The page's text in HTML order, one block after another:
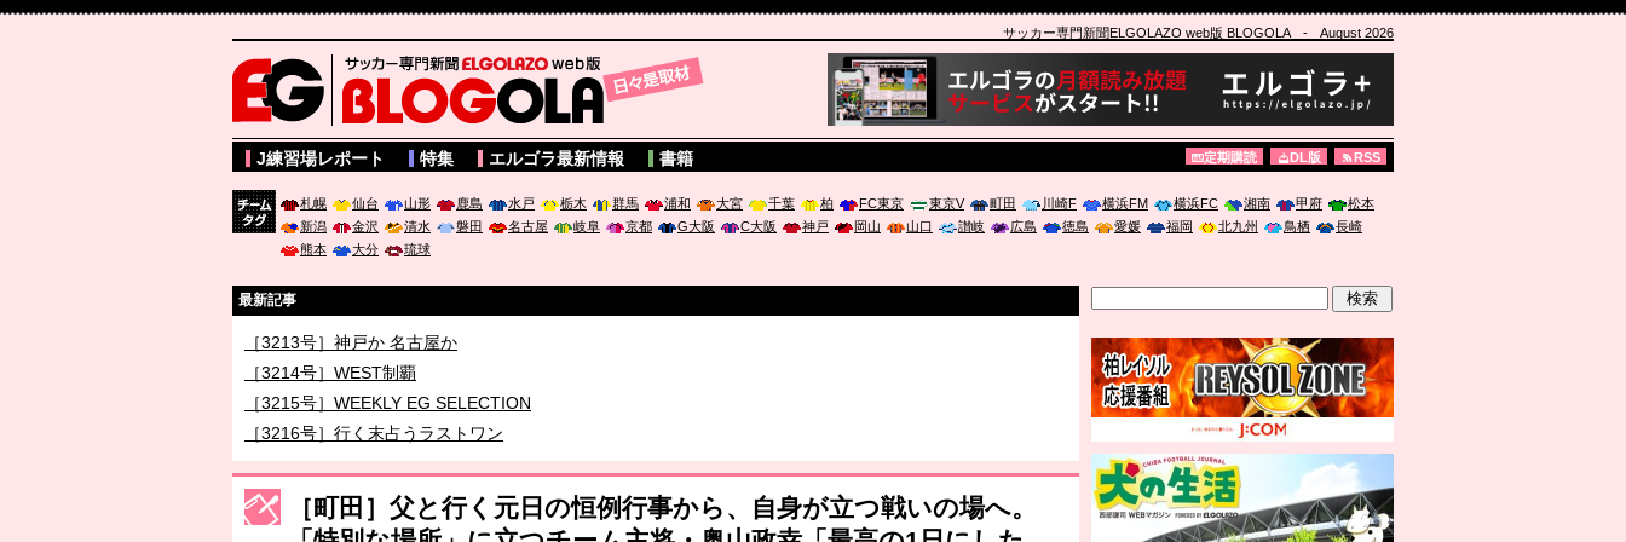
サッカー専門新聞ELGOLAZO web版 BLOGOLA- August 2026
サッカー専門新聞ELGOLAZO web版 BLOGOLA
J練習場レポート 特集 エルゴラ最新情報 書籍 定期購読 DL版 RSS
札幌 仙台 山形 鹿島 水戸 栃木 群馬 浦和 大宮 千葉 柏 FC東京 東京V 町田 川崎F 横浜FM 横浜FC 湘南 甲府
松本
新潟
金沢 清水 磐田 名古屋 岐阜 京都 G大阪 C大阪 神戸 岡山 山口 讃岐 広島 徳島 愛媛 福岡 北九州 鳥栖
長崎
熊本
大分 琉球
最新記事
［3213号］神戸か 名古屋か
［3214号］WEST制覇
［3215号］WEEKLY EG SELECTION
［3216号］行く末占うラストワン
［3217号］最高の景色へ出国
［3218号］WEEKLY EG SELECTION
［町田］父と行く元日の恒例行事から、自身が立つ戦いの場へ。